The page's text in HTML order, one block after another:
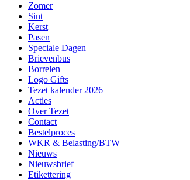
Zomer
Sint
Kerst
Pasen
Speciale Dagen
Brievenbus
Borrelen
Logo Gifts
Tezet kalender 2026
Acties
Over Tezet
Contact
Bestelproces
WKR & Belasting/BTW
Nieuws
Nieuwsbrief
Etikettering